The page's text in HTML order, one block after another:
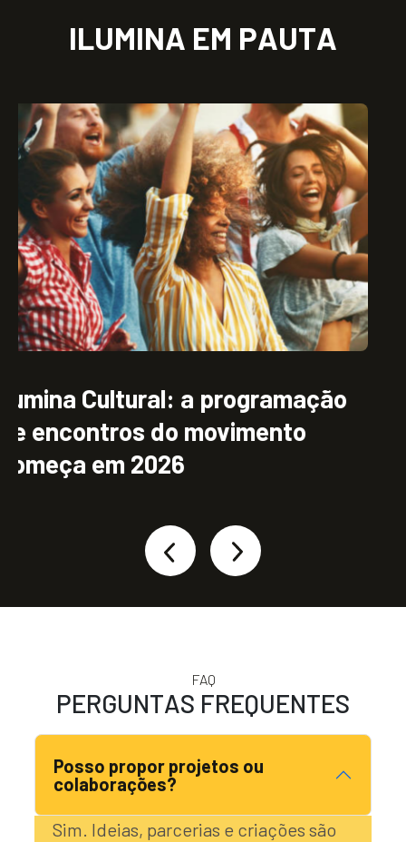
ILUMINA EM PAUTA
Abertura Viva: o início silencioso
e profundo do Ilumina Brasil
FAQ
PERGUNTAS FREQUENTES
Posso propor projetos ou
colaborações?
Sim. Ideias, parcerias e criações são